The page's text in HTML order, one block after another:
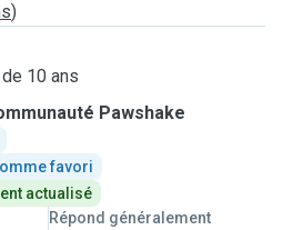
)
10 ans
Pawshake
favori
actualisé
Répond généralement